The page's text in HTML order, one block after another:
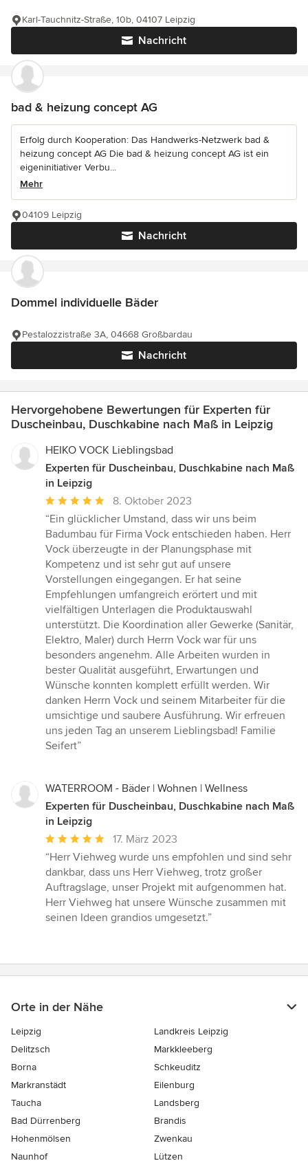
Nachricht
Karl-Tauchnitz-Straße, 10b, 04107 Leipzig
bad & heizung concept AG
Erfolg durch Kooperation: Das Handwerks-Netzwerk bad &
heizung concept AG Die bad & heizung concept AG ist ein
eigeninitiativer Verbu...
Mehr
Nachricht
04109 Leipzig
Dommel individuelle Bäder
Nachricht
Pestalozzistraße 3A, 04668 Großbardau
Hervorgehobene Bewertungen für Experten für
Duscheinbau, Duschkabine nach Maß in Leipzig
HEIKO VOCK Lieblingsbad
Experten für Duscheinbau, Duschkabine nach Maß
in Leipzig
Durchschnittliche
Bewertung:
5
von
5
Sternen
8. Oktober 2023
“Ein glücklicher Umstand, dass wir uns beim
Badumbau für Firma Vock entschieden haben. Herr
Vock überzeugte in der Planungsphase mit
Kompetenz und ist sehr gut auf unsere
Vorstellungen eingegangen. Er hat seine
Empfehlungen umfangreich erörtert und mit
vielfältigen Unterlagen die Produktauswahl
unterstützt. Die Koordination aller Gewerke (Sanitär,
Elektro, Maler) durch Herrn Vock war für uns
besonders angenehm. Alle Arbeiten wurden in
bester Qualität ausgeführt, Erwartungen und
Wünsche konnten komplett erfüllt werden. Wir
danken Herrn Vock und seinem Mitarbeiter für die
umsichtige und saubere Ausführung. Wir erfreuen
uns jeden Tag an unserem Lieblingsbad! Familie
Seifert”
WATERROOM - Bäder | Wohnen | Wellness
Experten für Duscheinbau, Duschkabine nach Maß
in Leipzig
Durchschnittliche
Bewertung:
5
von
5
Sternen
17. März 2023
“Herr Viehweg wurde uns empfohlen und sind sehr
dankbar, dass uns Herr Viehweg, trotz großer
Auftragslage, unser Projekt mit aufgenommen hat.
Herr Viehweg hat unsere Wünsche zusammen mit
seinen Ideen grandios umgesetzt.”
Orte in der Nähe
Leipzig
Landkreis Leipzig
Delitzsch
Markkleeberg
Borna
Schkeuditz
Markranstädt
Eilenburg
Taucha
Landsberg
Bad Dürrenberg
Brandis
Hohenmölsen
Zwenkau
Naunhof
Lützen